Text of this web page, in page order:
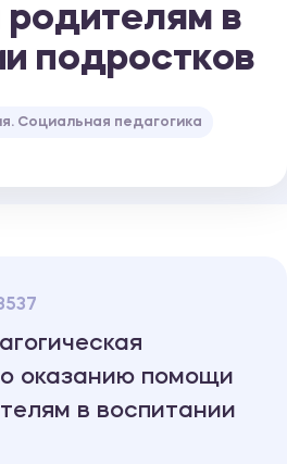
в
подростков
Социальная педагогика
оказанию помощи
в воспитании